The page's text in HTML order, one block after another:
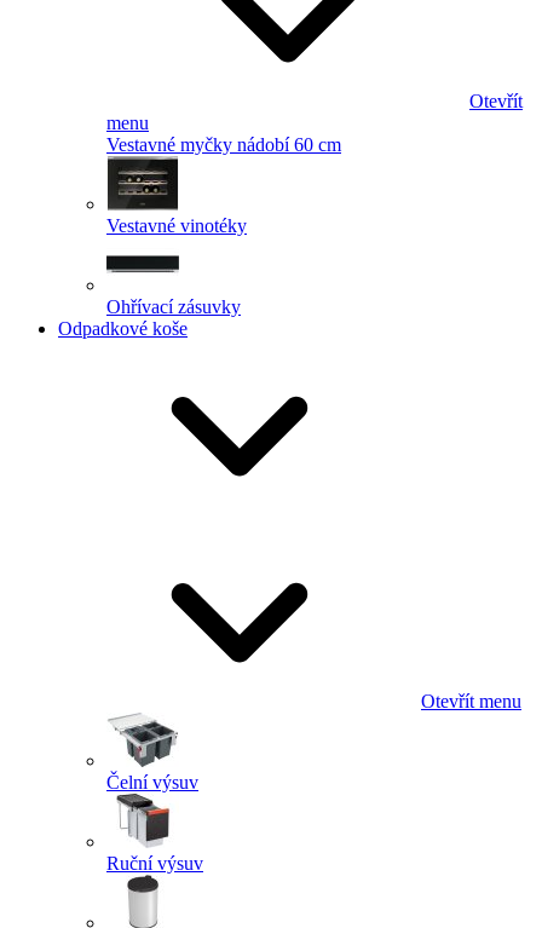
Otevřít
menu
Vestavné myčky nádobí 60 cm
Vestavné vinotéky
Ohřívací zásuvky
Odpadkové koše
Otevřít menu
Čelní výsuv
Ruční výsuv